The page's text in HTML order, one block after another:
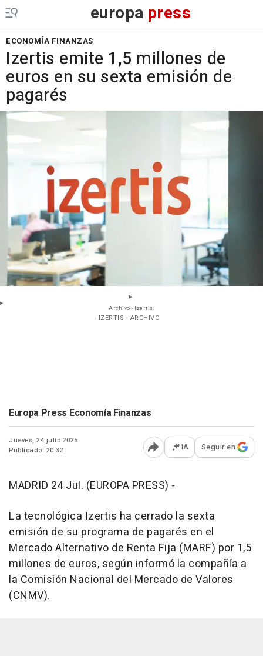
europa press
ECONOMÍA FINANZAS
Izertis emite 1,5 millones de
euros en su sexta emisión de
pagarés
Archivo - Izertis.
- IZERTIS - ARCHIVO
Europa Press Economía Finanzas
Jueves, 24 julio 2025
Publicado: 20:32
Abrir opciones para
IA Seguir en
MADRID 24 Jul. (EUROPA PRESS) -
La tecnológica Izertis ha cerrado la sexta
emisión de su programa de pagarés en el
Mercado Alternativo de Renta Fija (MARF) por 1,5
millones de euros, según informó la compañía a
la Comisión Nacional del Mercado de Valores
(CNMV).